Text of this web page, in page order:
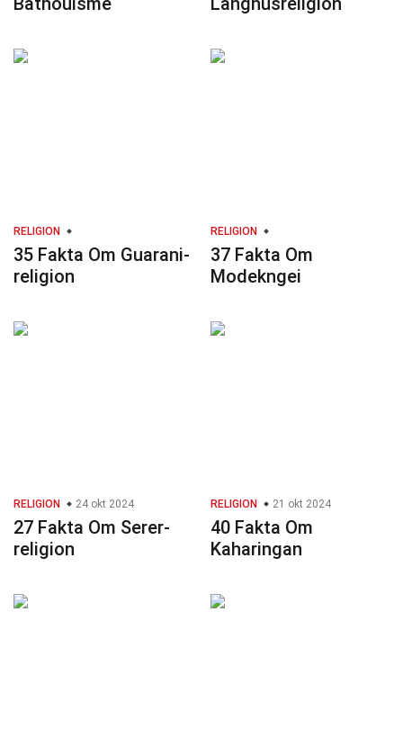
RELIGION
35 Fakta Om Guarani-
religion
RELIGION
37 Fakta Om
Modekngei
RELIGION 24 okt 2024
27 Fakta Om Serer-
religion
RELIGION 21 okt 2024
40 Fakta Om
Kaharingan